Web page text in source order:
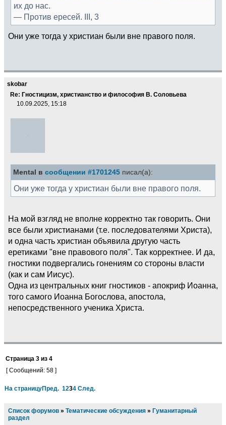
их до нас.
— Против ересей. III, 3
Они уже тогда у христиан были вне правого поля.
skobar
Re: Гностицизм, христианство и философия В. Соловьева
10.09.2025, 15:18
Mental в сообщении #1701245 писал(а):
Они уже тогда у христиан были вне правого поля.
На мой взгляд не вполне корректно так говорить. Они
все были христианами (т.е. последователями Христа),
и одна часть христиан объявила другую часть
еретиками "вне правового поля". Так корректнее. И да,
гностики подвергались гонениям со стороны власти
(как и сам Иисус).
Одна из центральных книг гностиков - апокриф Иоанна,
того самого Иоанна Богослова, апостола,
непосредственного ученика Христа.
Страница 3 из 4
[ Сообщений: 58 ]
На страницуПред. 1234 След.
Список форумов » Тематические обсуждения » Гуманитарный
раздел